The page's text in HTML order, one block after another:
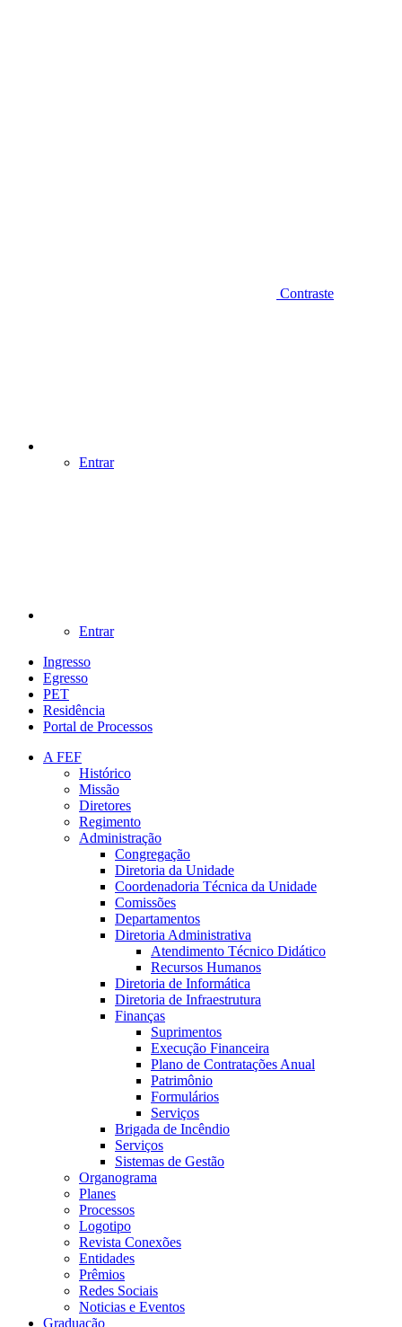
Contraste
Entrar
Entrar
Ingresso
Egresso
PET
Residência
Portal de Processos
A FEF
Histórico
Missão
Diretores
Regimento
Administração
Congregação
Diretoria da Unidade
Coordenadoria Técnica da Unidade
Comissões
Departamentos
Diretoria Administrativa
Atendimento Técnico Didático
Recursos Humanos
Diretoria de Informática
Diretoria de Infraestrutura
Finanças
Suprimentos
Execução Financeira
Plano de Contratações Anual
Patrimônio
Formulários
Serviços
Brigada de Incêndio
Serviços
Sistemas de Gestão
Organograma
Planes
Processos
Logotipo
Revista Conexões
Entidades
Prêmios
Redes Sociais
Noticias e Eventos
Graduação